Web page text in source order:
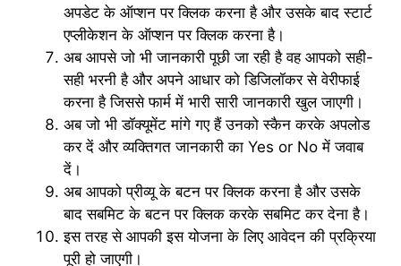
अपडेट के ऑप्शन पर क्लिक करना है और उसके बाद स्टार्ट
एप्लीकेशन के ऑप्शन पर क्लिक करना है।
अब आपसे जो भी जानकारी पूछी जा रही है वह आपको सही-
सही भरनी है और अपने आधार को डिजिलॉकर से वेरीफाई
करना है जिससे फार्म में भारी सारी जानकारी खुल जाएगी।
अब जो भी डॉक्यूमेंट मांगे गए हैं उनको स्कैन करके अपलोड
कर दें और व्यक्तिगत जानकारी का Yes or No में जवाब
दें।
अब आपको प्रीव्यू के बटन पर क्लिक करना है और उसके
बाद सबमिट के बटन पर क्लिक करके सबमिट कर देना है।
इस तरह से आपकी इस योजना के लिए आवेदन की प्रक्रिया
पूरी हो जाएगी।